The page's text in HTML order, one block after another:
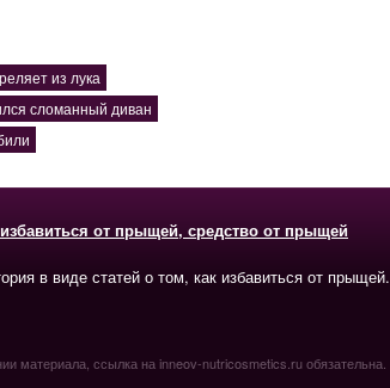
из лука
сломанный диван
от прыщей, средство от прыщей
в виде статей о том, как избавиться от прыщей.
материала, ссылка на inneov-nutricosmetics.ru обязательна.